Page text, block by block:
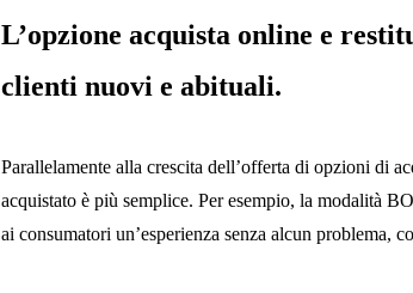
L’opzione acquista online e
clienti nuovi e abituali.
Parallelamente alla crescita dell’offerta di opzioni di
acquistato è più semplice. Per esempio, la modalità
ai consumatori un’esperienza senza alcun problema,